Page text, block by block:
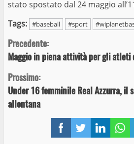
FacebookTwitter
stato spostato dal 24 maggio
Tags: #baseball #sport
Continue
Reading
Precedente:
Maggio in piena attività per gli
Prossimo:
Under 16 femminile Real Azzurra, il
allontana